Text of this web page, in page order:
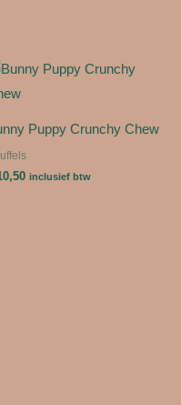
Puppy Crunchy Chew
inclusief btw